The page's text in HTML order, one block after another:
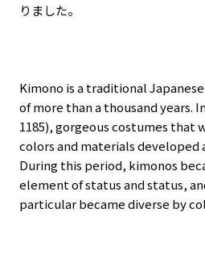
りました。
Kimono is a traditional
of more than a thousand years.
1185), gorgeous costumes that
colors and materials developed
During this period, kimonos
element of status and status,
particular became diverse by